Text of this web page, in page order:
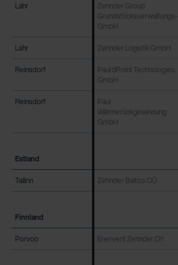
Lahr
Zehnder Group
Grundstücksverwaltungs-
GmbH
Lahr Zehnder Logistik GmbH
Reinsdorf
Paul dPoint Technologies
GmbH
Reinsdorf
Paul
Wärmerückgewinnung
GmbH
Estland
Tallinn Zehnder Baltics OÜ
Finnland
Porvoo Enervent Zehnder OY
Lahr
Lahr
Reinsdorf
Reinsdorf
Estland
Tallinn
Finnland
Porvoo